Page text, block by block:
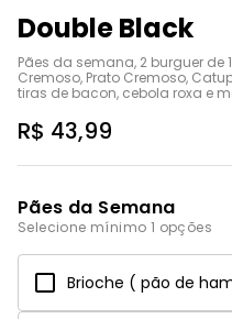
Double Black
Pães da semana, 2 burguer de
Cremoso, Prato Cremoso,
tiras de bacon, cebola roxa e
R$ 43,99
Pães da Semana
Selecione mínimo 1 opções
Brioche ( pão de